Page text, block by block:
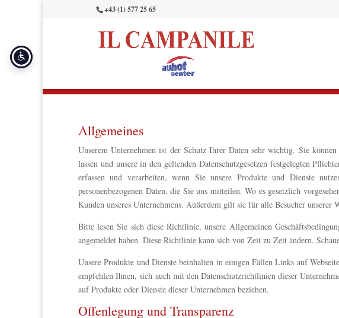
+43 (1) 577 25 65
Allgemeines
Unserem Unternehmen ist der Schutz Ihrer Daten sehr wichtig. Sie
lassen und unsere in den geltenden Datenschutzgesetzen festgelegten
erfassen und verarbeiten, wenn Sie unsere Produkte und Dienste
personenbezogenen Daten, die Sie uns mitteilen. Wo es gesetzlich
Kunden unseres Unternehmens. Außerdem gilt sie für alle Besucher unserer
Bitte lesen Sie sich diese Richtlinie, unsere Allgemeinen
angemeldet haben. Diese Richtlinie kann sich von Zeit zu Zeit ändern.
Unsere Produkte und Dienste beinhalten in einigen Fällen Links auf
empfehlen Ihnen, sich auch mit den Datenschutzrichtlinien dieser
auf Produkte oder Dienste dieser Unternehmen beziehen.
Offenlegung und Transparenz